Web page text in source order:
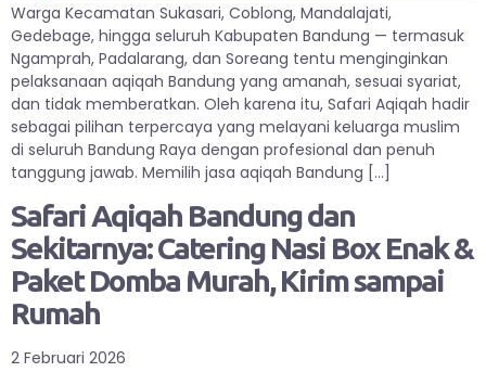
Warga Kecamatan Sukasari, Coblong, Mandalajati,
Gedebage, hingga seluruh Kabupaten Bandung — termasuk
Ngamprah, Padalarang, dan Soreang tentu menginginkan
pelaksanaan aqiqah Bandung yang amanah, sesuai syariat,
dan tidak memberatkan. Oleh karena itu, Safari Aqiqah hadir
sebagai pilihan terpercaya yang melayani keluarga muslim
di seluruh Bandung Raya dengan profesional dan penuh
tanggung jawab. Memilih jasa aqiqah Bandung […]
Safari Aqiqah Bandung dan
Sekitarnya: Catering Nasi Box Enak &
Paket Domba Murah, Kirim sampai
Rumah
2 Februari 2026